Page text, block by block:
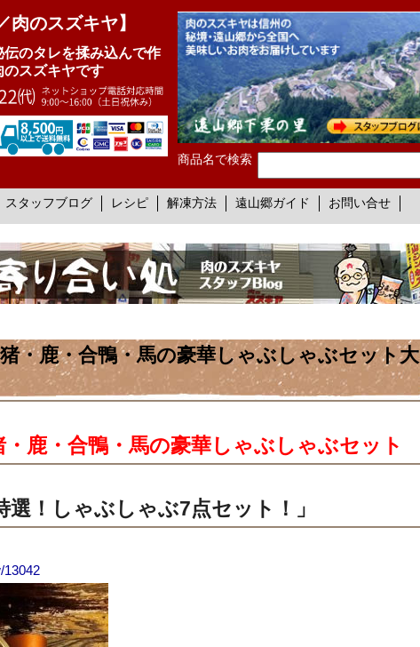
肉のスズキヤ】
のタレを揉み込んで作
のスズキヤです
商品名で検索
スタッフブログ レシピ 解凍方法 遠山郷ガイド お問い合せ
・鹿・合鴨・馬の豪華しゃぶしゃぶセット大
鹿・合鴨・馬の豪華しゃぶしゃぶセット
選！しゃぶしゃぶ7点セット！」
13042